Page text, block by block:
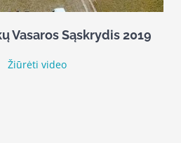
Vasaros Sąskrydis 2019
Žiūrėti video